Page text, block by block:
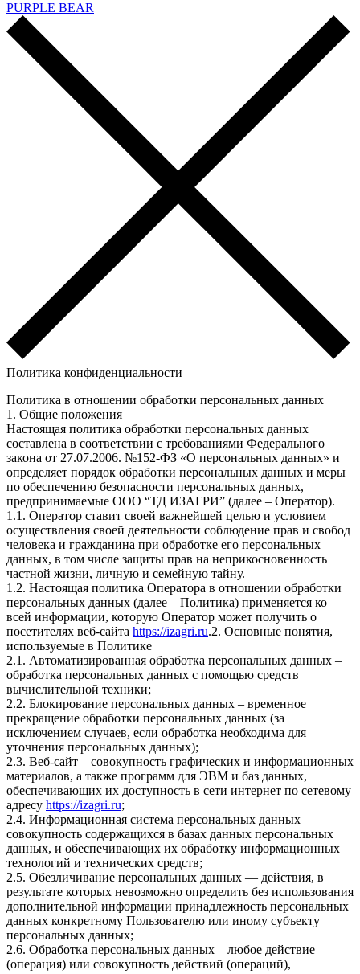
PURPLE BEAR
Политика конфиденциальности
Политика в отношении обработки персональных данных
1. Общие положения
Настоящая политика обработки персональных данных
составлена в соответствии с требованиями Федерального
закона от 27.07.2006. №152-ФЗ «О персональных данных» и
определяет порядок обработки персональных данных и меры
по обеспечению безопасности персональных данных,
предпринимаемые ООО “ТД ИЗАГРИ” (далее – Оператор).
1.1. Оператор ставит своей важнейшей целью и условием
осуществления своей деятельности соблюдение прав и свобод
человека и гражданина при обработке его персональных
данных, в том числе защиты прав на неприкосновенность
частной жизни, личную и семейную тайну.
1.2. Настоящая политика Оператора в отношении обработки
персональных данных (далее – Политика) применяется ко
всей информации, которую Оператор может получить о
посетителях веб-сайта https://izagri.ru.2. Основные понятия,
используемые в Политике
2.1. Автоматизированная обработка персональных данных –
обработка персональных данных с помощью средств
вычислительной техники;
2.2. Блокирование персональных данных – временное
прекращение обработки персональных данных (за
исключением случаев, если обработка необходима для
уточнения персональных данных);
2.3. Веб-сайт – совокупность графических и информационных
материалов, а также программ для ЭВМ и баз данных,
обеспечивающих их доступность в сети интернет по сетевому
адресу https://izagri.ru;
2.4. Информационная система персональных данных —
совокупность содержащихся в базах данных персональных
данных, и обеспечивающих их обработку информационных
технологий и технических средств;
2.5. Обезличивание персональных данных — действия, в
результате которых невозможно определить без использования
дополнительной информации принадлежность персональных
данных конкретному Пользователю или иному субъекту
персональных данных;
2.6. Обработка персональных данных – любое действие
(операция) или совокупность действий (операций),